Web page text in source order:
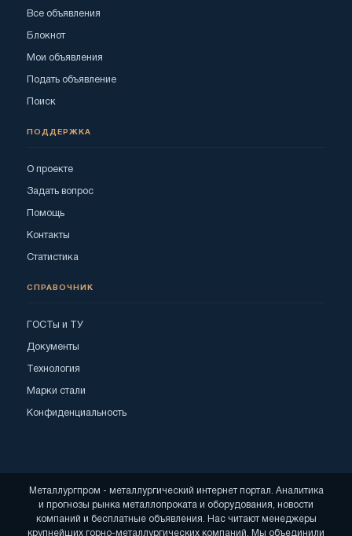
Все объявления
Блокнот
Мои объявления
Подать объявление
Поиск
ПОДДЕРЖКА
О проекте
Задать вопрос
Помощь
Контакты
Статистика
СПРАВОЧНИК
ГОСТы и ТУ
Документы
Технология
Марки стали
Конфиденциальность
Металлургпром - металлургический интернет портал. Аналитика
и прогнозы рынка металлопроката и оборудования, новости
компаний и бесплатные объявления. Нас читают менеджеры
крупнейших горно-металлургических компаний. Мы объединили